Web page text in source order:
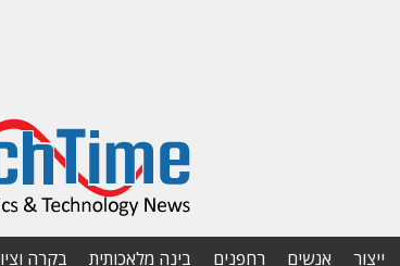
ייצור אנשים רחפנים בינה מלאכותית בקרה